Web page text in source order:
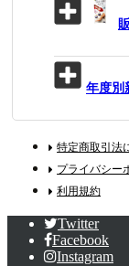
年度
特定商取引法
プライバシー
利用規約
Twitter
Facebook
Instagram